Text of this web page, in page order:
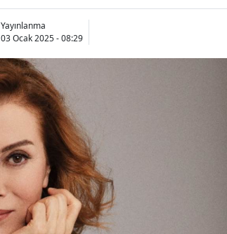
Yayınlanma
03 Ocak 2025 - 08:29